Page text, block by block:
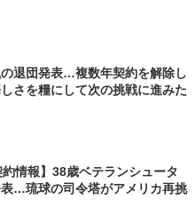
退団発表…複数年契約を解除し
さを糧にして次の挑戦に進みた
約情報】38歳ベテランシュータ
…琉球の司令塔がアメリカ再挑